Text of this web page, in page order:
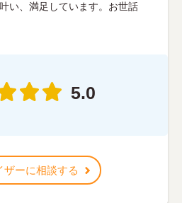
い、満足しています。お世話
5.0
ザーに相談する